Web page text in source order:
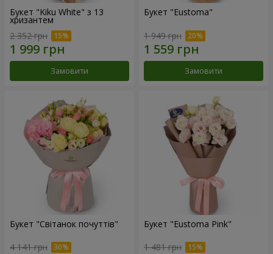
Букет "Kiku White" з 13
хризантем
2 352 грн
Замовити
Букет "Eustoma"
1 949 грн
Замовити
Букет "Світанок почуттів"
4 141 грн
Букет "Eustoma Pink"
1 481 грн